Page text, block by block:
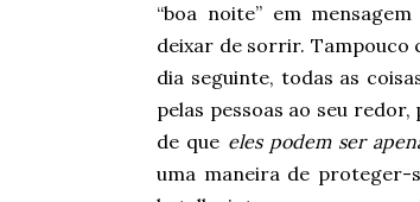
“boa noite” em
deixar de sorrir. Tampouco
dia seguinte, todas as
pelas pessoas ao seu
de que eles podem ser
uma maneira de proteger-